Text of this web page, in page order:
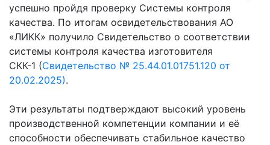
успешно пройдя проверку Системы контроля
качества. По итогам освидетельствования АО
«ЛИКК» получило Свидетельство о соответствии
системы контроля качества изготовителя
СКК-1 (Свидетельство № 25.44.01.01751.120 от
20.02.2025).
Эти результаты подтверждают высокий уровень
производственной компетенции компании и её
способности обеспечивать стабильное качество